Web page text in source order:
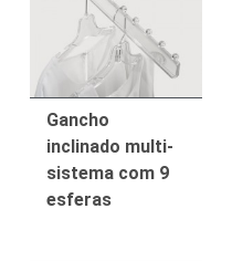
Gancho
inclinado multi-
sistema com 9
esferas